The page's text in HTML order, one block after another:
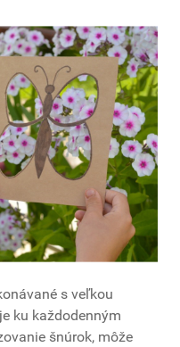
s veľkou
ku každodenným
šnúrok, môže